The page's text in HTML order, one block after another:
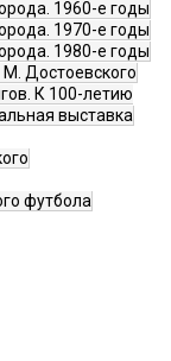
1960-е годы
1970-е годы
1980-е годы
Достоевского
К 100-летию
выставка
футбола